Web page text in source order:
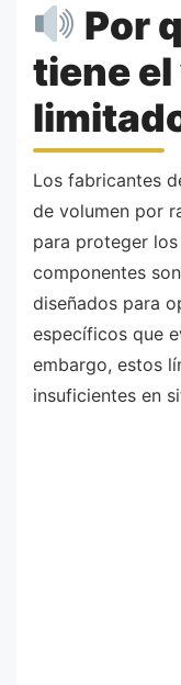
Por
tiene
Los fabricantes
de volumen por
para proteger
componentes
diseñados para
específicos que
embargo, estos
insuficientes en